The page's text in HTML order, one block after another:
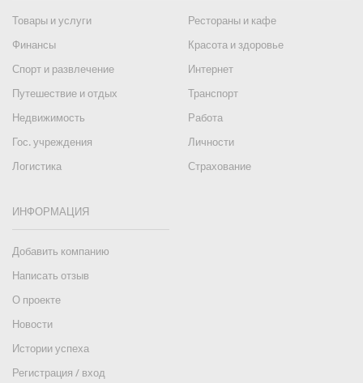
Товары и услуги
Рестораны и кафе
Финансы
Красота и здоровье
Спорт и развлечение
Интернет
Путешествие и отдых
Транспорт
Недвижимость
Работа
Гос. учреждения
Личности
Логистика
Страхование
ИНФОРМАЦИЯ
Добавить компанию
Написать отзыв
О проекте
Новости
Истории успеха
Регистрация / вход